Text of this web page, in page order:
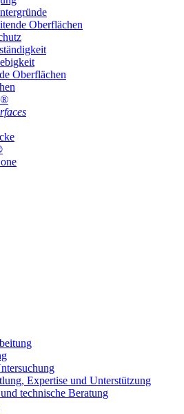
Oberflächen
Oberflächen
Expertise und Unterstützung
technische Beratung